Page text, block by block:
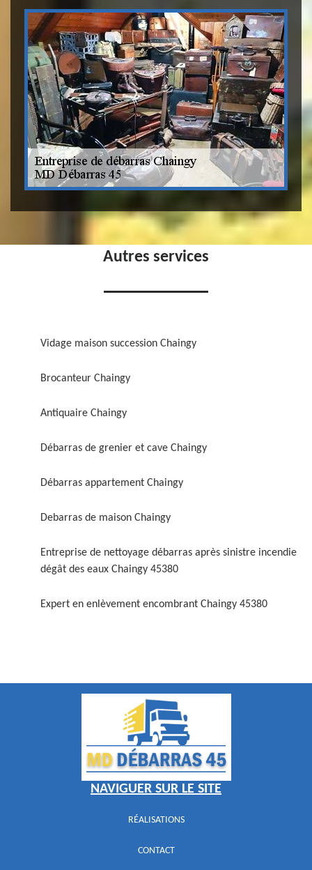
Autres services
Vidage maison succession Chaingy
Brocanteur Chaingy
Antiquaire Chaingy
Débarras de grenier et cave Chaingy
Débarras appartement Chaingy
Debarras de maison Chaingy
Entreprise de nettoyage débarras après sinistre incendie
dégât des eaux Chaingy 45380
Expert en enlèvement encombrant Chaingy 45380
NAVIGUER SUR LE SITE
RÉALISATIONS
CONTACT